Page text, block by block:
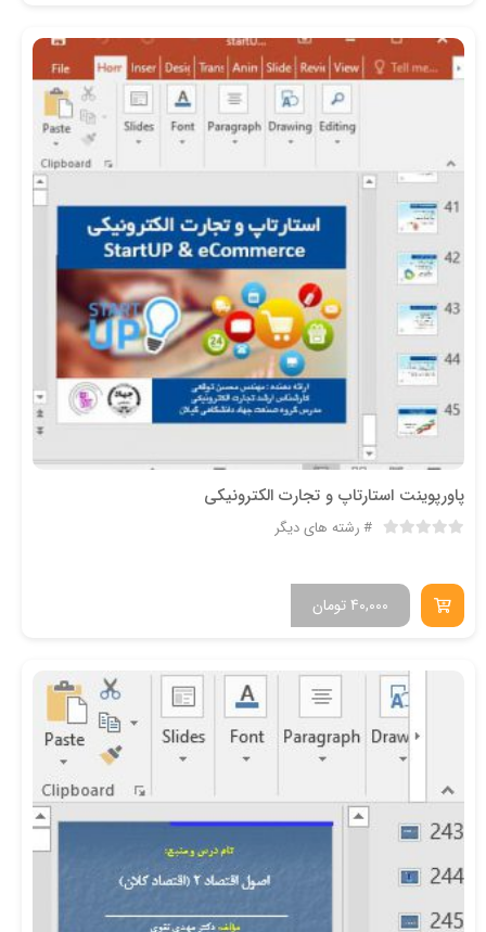
پاورپوینت استارتاپ و تجارت الکترونیکی
رشته های دیگر
تومان40,000